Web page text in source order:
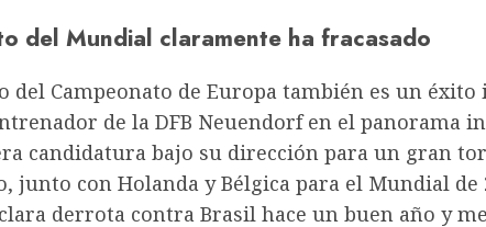
del Mundial claramente ha fracasado
del Campeonato de Europa también es un
de la DFB Neuendorf en el panorama
candidatura bajo su dirección para un gran
junto con Holanda y Bélgica para el Mundial de
derrota contra Brasil hace un buen año y